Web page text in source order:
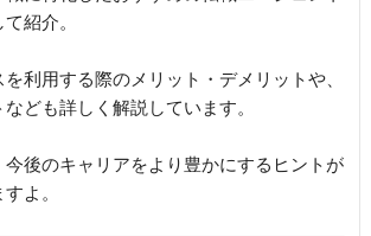
紹介。
利用する際のメリット・デメリットや、
ども詳しく解説しています。
後のキャリアをより豊かにするヒントが
よ。